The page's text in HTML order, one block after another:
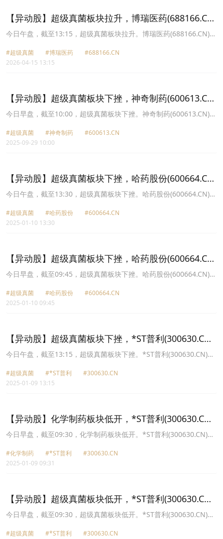
【异动股】超级真菌板块拉升，博瑞医药(688166.CN)
涨20.0%
今日午盘，截至13:15，超级真菌板块拉升。博瑞医药(688166.CN)涨
药股份(600664.CN)涨9.90%报4.44元，联环药业(600513.CN)涨
5.16%报23.43元，华神科技(000790.CN)涨4.76%报4.18元，科伦药
#超级真菌 #博瑞医药
#688166.CN
2026-04-15 13:15
【异动股】超级真菌板块下挫，神奇制药(600613.CN)
跌6.42%
今日早盘，截至10:00，超级真菌板块下挫。神奇制药(600613.CN)跌
(600276.CN)跌2.87%报68.07元，科伦药业(002422.CN)跌2.87%报
35.84元，ST未名(002581.CN)跌1.85%报7.94元，华海药业
#超级真菌 #神奇制药
#600613.CN
2025-09-29 10:00
【异动股】超级真菌板块下挫，哈药股份(600664.CN)
跌8.86%
今日午盘，截至13:30，超级真菌板块下挫。哈药股份(600664.CN)跌
宝(300039.CN)跌7.33%报6.32元，*ST普利(300630.CN)跌6.57%报
3.7元，未名医药(002581.CN)跌4.09%报10.31元，联环药业
#超级真菌 #哈药股份
#600664.CN
2025-01-10 13:30
【异动股】超级真菌板块下挫，哈药股份(600664.CN)
跌6.59%
今日早盘，截至09:45，超级真菌板块下挫。哈药股份(600664.CN)跌
(600789.CN)跌4.37%报10.07元，上海凯宝(300039.CN)跌3.23%报
6.6元，四环生物(000518.CN)跌2.30%报2.55元，联环药业
#超级真菌 #哈药股份
#600664.CN
2025-01-10 09:45
【异动股】超级真菌板块下挫，*ST普利(300630.CN)
跌17.81%
今日午盘，截至13:15，超级真菌板块下挫。*ST普利(300630.CN)跌
药(600789.CN)跌5.81%报11.02元，东北制药(000597.CN)跌3.64%
报5.3元，神奇制药(600613.CN)跌2.57%报6.82元，联环药业
#超级真菌 #*ST普利
#300630.CN
2025-01-09 13:15
【异动股】化学制药板块低开，*ST普利(300630.CN)
跌20.04%
今日早盘，截至09:30，化学制药板块低开。*ST普利(300630.CN)跌
股份(600664.CN)跌8.88%报4.31元，金石亚药(300434.CN)跌6.61%
报9.61元，新赣江(873167.CN)跌6.58%报18.04元，亨迪药业
#化学制药 #*ST普利
#300630.CN
2025-01-09 09:31
【异动股】超级真菌板块低开，*ST普利(300630.CN)
跌20.04%
今日早盘，截至09:30，超级真菌板块低开。*ST普利(300630.CN)跌
股份(600664.CN)跌8.88%报4.31元，四环生物(000518.CN)跌4.14%
#超级真菌 #*ST普利
#300630.CN